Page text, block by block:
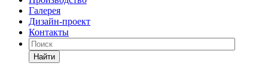
Галерея
Дизайн-проект
Контакты
Найти